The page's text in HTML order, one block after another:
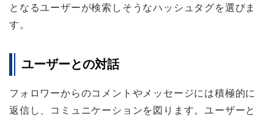
となるユーザーが検索しそうなハッシュタグを選びま
す。
ユーザーとの対話
フォロワーからのコメントやメッセージには積極的に
返信し、コミュニケーションを図ります。ユーザーと